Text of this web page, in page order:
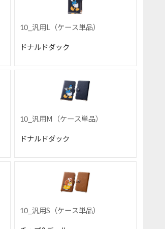
10_汎用L（ケース単品）
ドナルドダック
10_汎用M（ケース単品）
ドナルドダック
10_汎用S（ケース単品）